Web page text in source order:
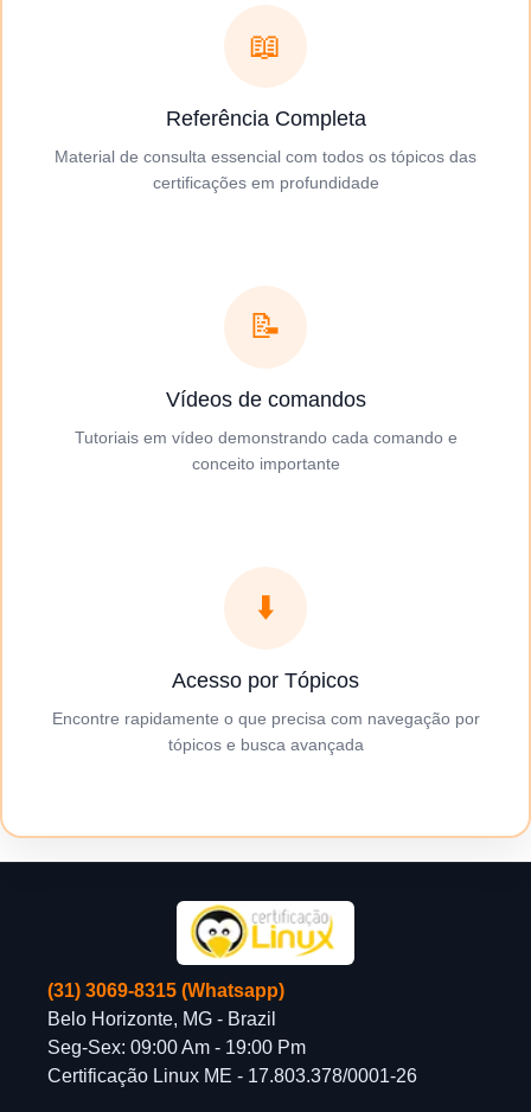
📖
Referência Completa
Material de consulta essencial com todos os tópicos das
certificações em profundidade
📝
Vídeos de comandos
Tutoriais em vídeo demonstrando cada comando e
conceito importante
⬇️
Acesso por Tópicos
Encontre rapidamente o que precisa com navegação por
tópicos e busca avançada
(31) 3069-8315 (Whatsapp)
Belo Horizonte, MG - Brazil
Seg-Sex: 09:00 Am - 19:00 Pm
Certificação Linux ME - 17.803.378/0001-26